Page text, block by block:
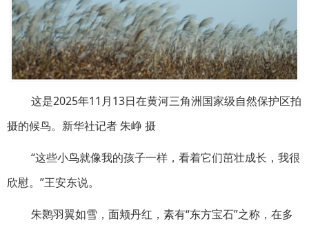
这是2025年11月13日在黄河三角洲国家级自然保护区拍
摄的候鸟。新华社记者 朱峥 摄
“这些小鸟就像我的孩子一样，看着它们茁壮成长，我很
欣慰。”王安东说。
朱鹮羽翼如雪，面颊丹红，素有“东方宝石”之称，在多